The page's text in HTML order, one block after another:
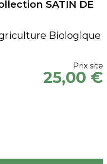
SATIN DE
Biologique
Prix site
25,00 €